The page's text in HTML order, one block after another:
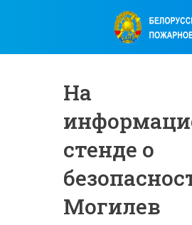
На
стенде о
Могилев